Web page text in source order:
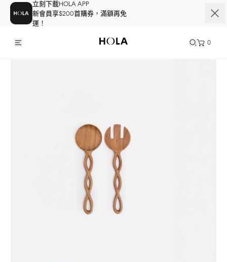
立刻下載HOLA APP
新會員享$200首購券，滿額再免
運！
0